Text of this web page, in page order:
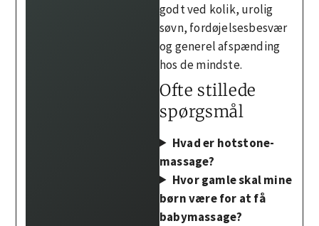
godt ved kolik, urolig
søvn, fordøjelsesbesvær
og generel afspænding
hos de mindste.
Ofte stillede
spørgsmål
Hvad er hotstone-
massage?
Hvor gamle skal mine
børn være for at få
babymassage?